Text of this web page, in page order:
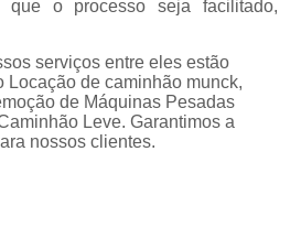
Remoção de Máquinas e
Remoção de Máquinas Pesadas
de Máquinas Pesadas
Transporte e Remoção de Máquinas
o processo seja facilitado,
serviços entre eles estão
de caminhão munck,
de Máquinas Pesadas
Leve. Garantimos a
nossos clientes.